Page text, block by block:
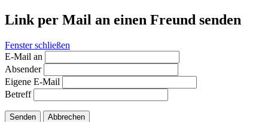
Link per Mail an einen Freund senden
Fenster schließen
E-Mail an
Absender
Eigene E-Mail
Betreff
Senden Abbrechen